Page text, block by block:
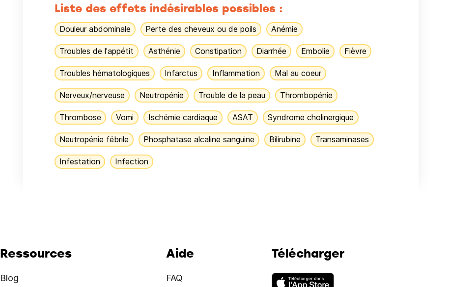
Liste des effets indésirables possibles :
Douleur abdominale Perte des cheveux ou de poils Anémie
Troubles de l'appétit Asthénie Constipation Diarrhée Embolie Fièvre
Troubles hématologiques Infarctus Inflammation Mal au coeur
Nerveux/nerveuse Neutropénie Trouble de la peau Thrombopénie
Thrombose Vomi Ischémie cardiaque ASAT Syndrome cholinergique
Neutropénie fébrile Phosphatase alcaline sanguine Bilirubine Transaminases
Infestation Infection
Ressources
Blog
Aide
FAQ
Télécharger